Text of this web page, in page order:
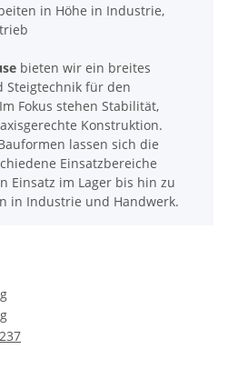
in Höhe in Industrie,
bieten wir ein breites
Steigtechnik für den
Fokus stehen Stabilität,
Konstruktion.
lassen sich die
Einsatzbereiche
Einsatz im Lager bis hin zu
in Industrie und Handwerk.